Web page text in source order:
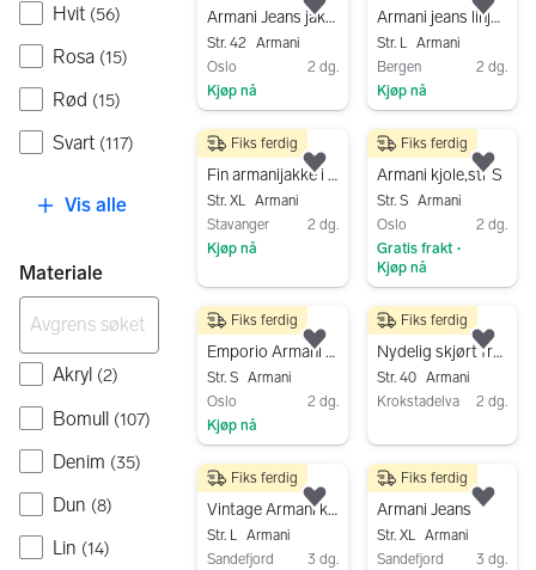
Hvit (56)
Rosa (15)
Rød (15)
Svart (117)
Vis alle
Materiale
Akryl (2)
Bomull (107)
Denim (35)
Dun (8)
Lin (14)
Armani Jeans jakke dame str 42 hvit polyester
Str. 42 Armani
Oslo
2 dg.
Kjøp nå
Legg til som favoritt.
Armani jeans linjakke
Str. L Armani
Bergen
2 dg.
Kjøp nå
850 kr
Fin armanijakke i en nydelig oransje farge
Str. XL Armani
Stavanger
2 dg.
Kjøp nå
Fiks ferdig
Legg til som favoritt.
Gå til annonsen
250 kr
Armani kjole,str S
Str. S Armani
Oslo
2 dg.
Gratis frakt •
Kjøp nå
Fiks ferdig
6 399 kr
Emporio Armani Ullkåpe
Str. S Armani
Oslo
2 dg.
Kjøp nå
Fiks ferdig
Legg til som favoritt.
300 kr
Nydelig skjørt fra Armani jeans i str 40
Str. 40 Armani
Krokstadelva
2 dg.
Fiks ferdig
899 kr
Vintage Armani knit genser merino str L
Str. L Armani
Sandefjord
3 dg.
Fiks ferdig
Legg til som favoritt.
200 kr
Armani Jeans
Str. XL Armani
Sandefjord
3 dg.
Fiks ferdig